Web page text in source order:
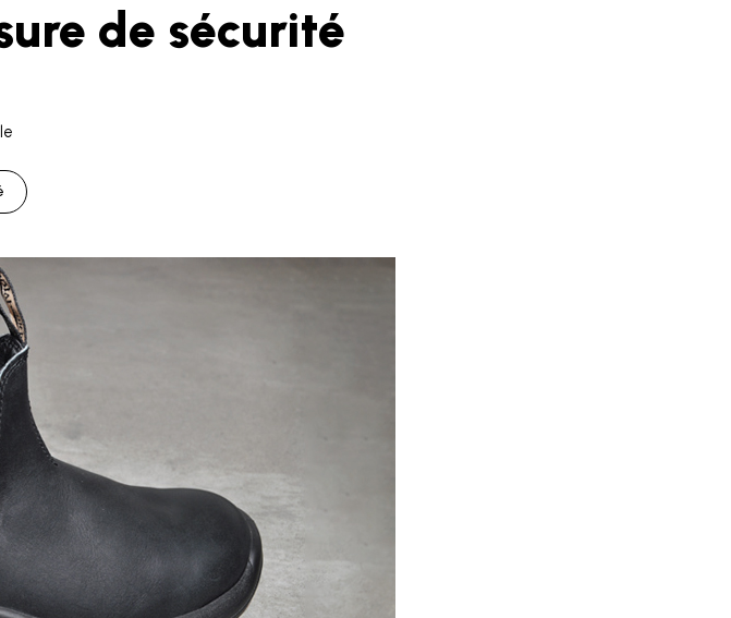
de sécurité